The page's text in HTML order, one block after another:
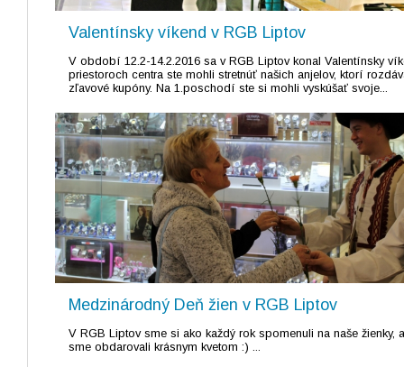
Valentínsky víkend v RGB Liptov
V období 12.2-14.2.2016 sa v RGB Liptov konal Valentínsky
priestoroch centra ste mohli stretnúť našich anjelov, ktorí
zľavové kupóny. Na 1.poschodí ste si mohli vyskúšať svoje...
Medzinárodný Deň žien v RGB Liptov
V RGB Liptov sme si ako každý rok spomenuli na naše žienky,
sme obdarovali krásnym kvetom :) ...